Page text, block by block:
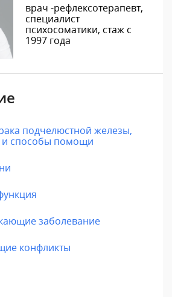
врач -рефлексотерапевт,
специалист
психосоматики, стаж с
1997 года
подчелюстной железы,
и способы помощи
заболевание
конфликты